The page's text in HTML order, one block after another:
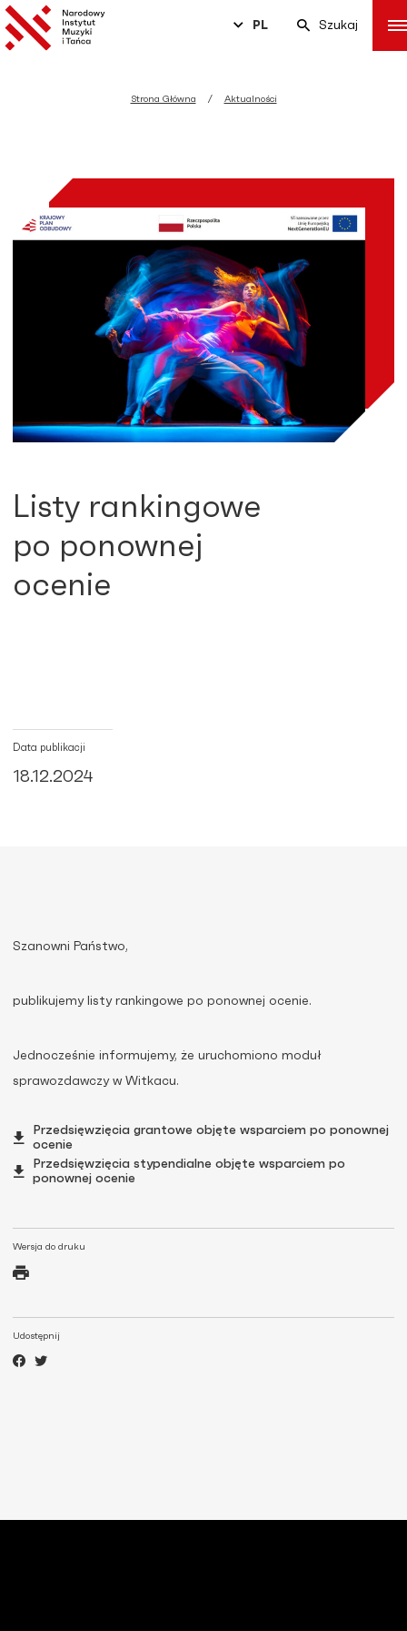
PL Szukaj
Strona Główna Aktualności
Listy rankingowe
po ponownej
ocenie
Data publikacji
18.12.2024
Wersja do druku
Udostępnij
Szanowni Państwo,
publikujemy listy rankingowe po ponownej ocenie.
Jednocześnie informujemy, że uruchomiono moduł
sprawozdawczy w Witkacu.
Przedsięwzięcia grantowe objęte wsparciem po ponownej
ocenie
Przedsięwzięcia stypendialne objęte wsparciem po
ponownej ocenie